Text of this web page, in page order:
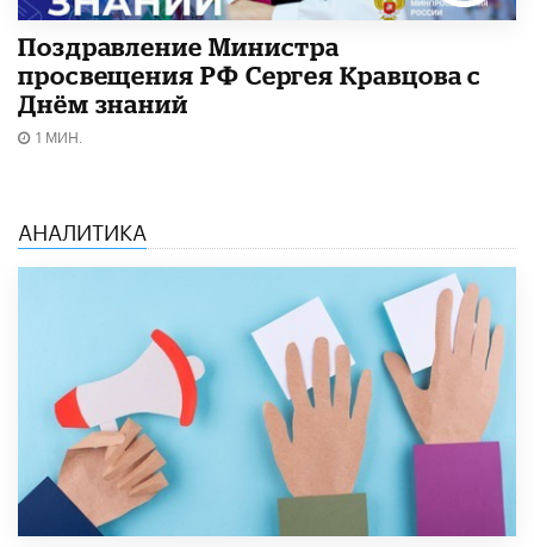
Поздравление Министра
просвещения РФ Сергея Кравцова с
Днём знаний
1 МИН.
АНАЛИТИКА